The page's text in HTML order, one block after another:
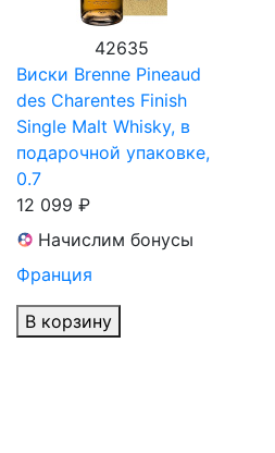
42635
Виски Brenne Pineaud
des Charentes Finish
Single Malt Whisky, в
подарочной упаковке,
0.7
12 099 ₽
Начислим бонусы
Франция
В корзину